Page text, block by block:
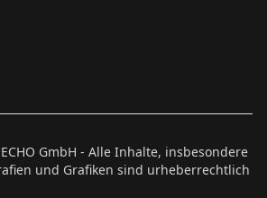
ECHO GmbH - Alle Inhalte, insbesondere
und Grafiken sind urheberrechtlich